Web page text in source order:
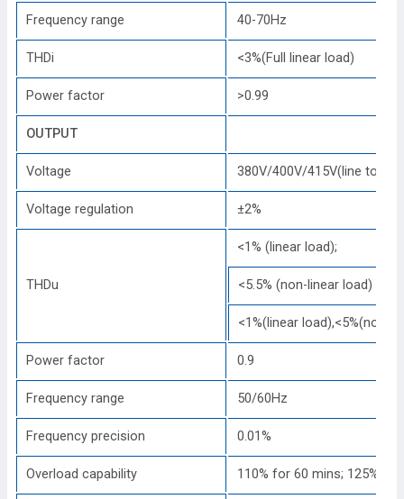
Frequency range 40-70Hz
THDi <3%(Full linear load)
Power factor >0.99
OUTPUT
Voltage 380V/400V/415V(line to
Voltage regulation ±2%
THDu
<1% (linear load);
<5.5% (non-linear load)
<1%(linear load),<5%(none-
Power factor 0.9
Frequency range 50/60Hz
Frequency precision 0.01%
Overload capability 110% for 60 mins; 125%